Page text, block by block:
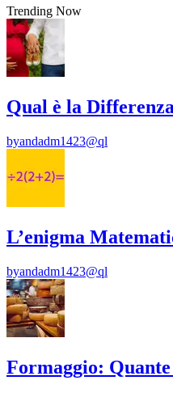
Trending Now
Qual è la
byandadm1423@ql
L’enigma
byandadm1423@ql
Formaggio: